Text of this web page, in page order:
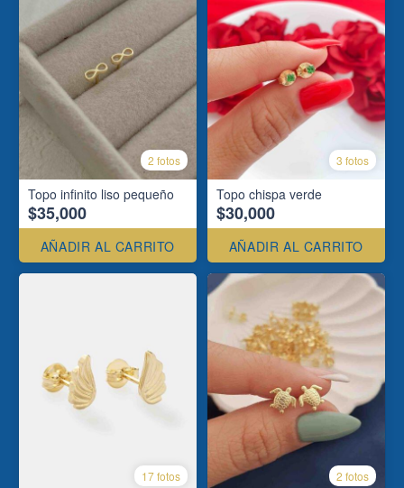
2 fotos
Topo infinito liso pequeño
$35,000
AÑADIR AL CARRITO
3 fotos
Topo chispa verde
$30,000
AÑADIR AL CARRITO
17 fotos 2 fotos